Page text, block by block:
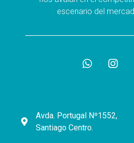
escenario del
Avda. Portugal Nº1552,
Santiago Centro.